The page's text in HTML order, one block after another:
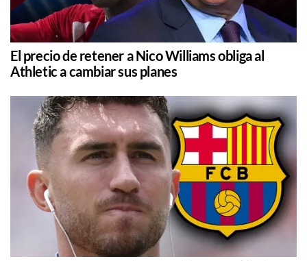
El precio de retener a Nico Williams obliga al
Athletic a cambiar sus planes